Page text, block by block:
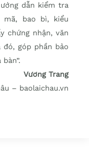
dẫn kiểm tra
bao bì, kiểu
chứng nhận, văn
góp phần bảo
Vương Trang
– baolaichau.vn